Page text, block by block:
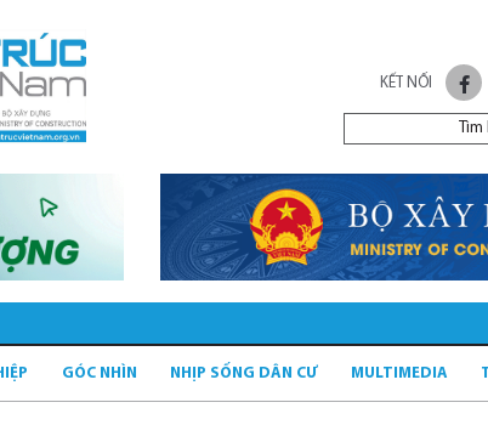
KẾT NỐI
GÓC NHÌN NHỊP SỐNG DÂN CƯ MULTIMEDIA